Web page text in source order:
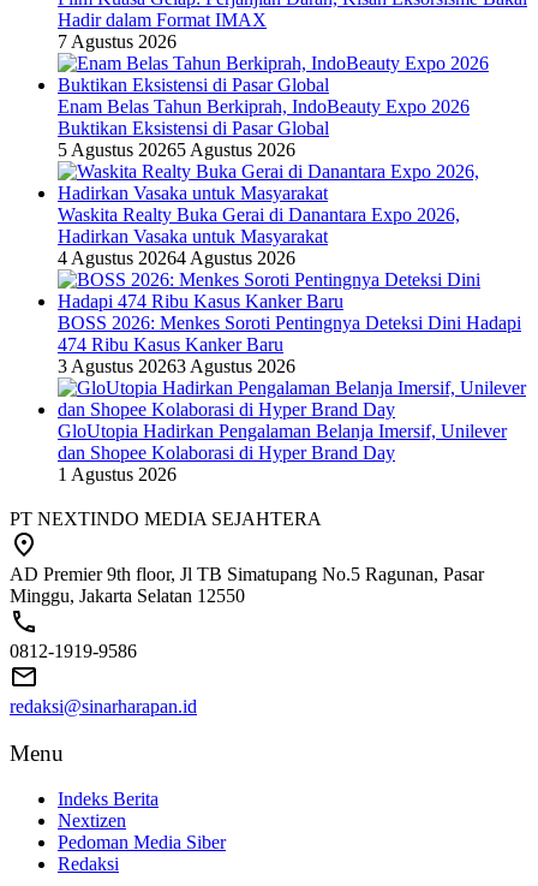
Hadir dalam Format IMAX
7 Agustus 2026
Enam Belas Tahun Berkiprah, IndoBeauty Expo 2026
Buktikan Eksistensi di Pasar Global
5 Agustus 20265 Agustus 2026
Waskita Realty Buka Gerai di Danantara Expo 2026,
Hadirkan Vasaka untuk Masyarakat
4 Agustus 20264 Agustus 2026
BOSS 2026: Menkes Soroti Pentingnya Deteksi Dini Hadapi
474 Ribu Kasus Kanker Baru
3 Agustus 20263 Agustus 2026
GloUtopia Hadirkan Pengalaman Belanja Imersif, Unilever
dan Shopee Kolaborasi di Hyper Brand Day
1 Agustus 2026
PT NEXTINDO MEDIA SEJAHTERA
AD Premier 9th floor, Jl TB Simatupang No.5 Ragunan, Pasar
Minggu, Jakarta Selatan 12550
0812-1919-9586
redaksi@sinarharapan.id
Menu
Indeks Berita
Nextizen
Pedoman Media Siber
Redaksi